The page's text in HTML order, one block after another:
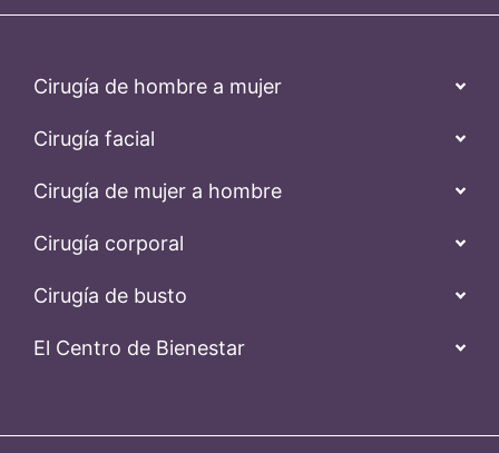
Cirugía de hombre a mujer
Cirugía facial
Cirugía de mujer a hombre
Cirugía corporal
Cirugía de busto
El Centro de Bienestar